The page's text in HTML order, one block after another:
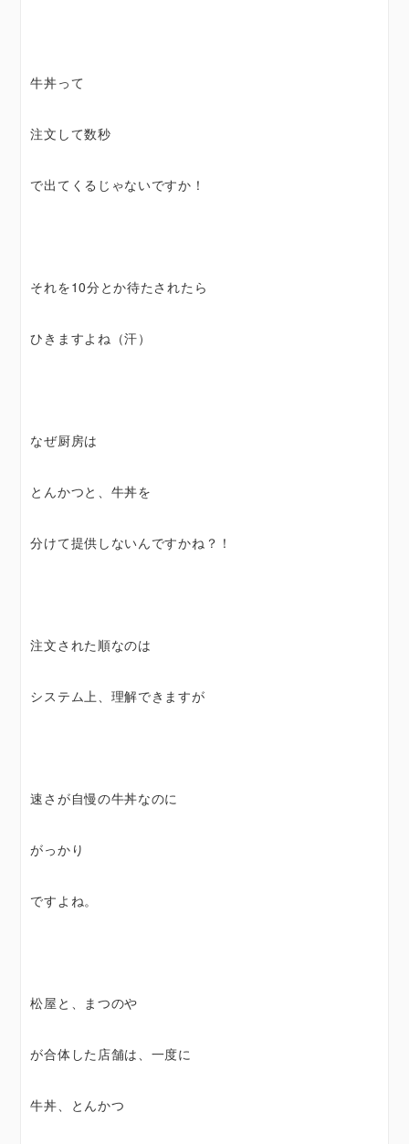
牛丼って
注文して数秒
で出てくるじゃないですか！
それを10分とか待たされたら
ひきますよね（汗）
なぜ厨房は
とんかつと、牛丼を
分けて提供しないんですかね？！
注文された順なのは
システム上、理解できますが
速さが自慢の牛丼なのに
がっかり
ですよね。
松屋と、まつのや
が合体した店舗は、一度に
牛丼、とんかつ